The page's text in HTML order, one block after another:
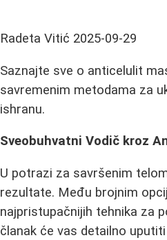
Radeta Vitić 2025-09-29
Saznajte sve o anticelulit
savremenim metodama za
ishranu.
Sveobuhvatni Vodič kroz
U potrazi za savršenim
rezultate. Među brojnim
najpristupačnijih tehnika za
članak će vas detailno